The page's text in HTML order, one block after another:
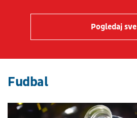
Pogledaj sve
Fudbal